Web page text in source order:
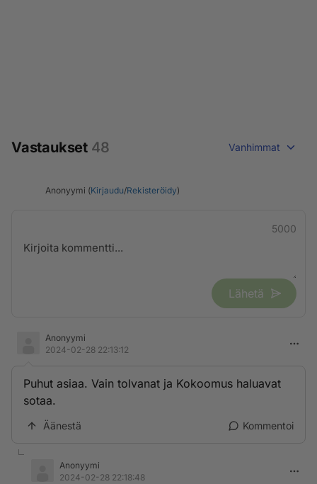
Vastaukset 48 Vanhimmat
Anonyymi (Kirjaudu/Rekisteröidy)
5000
Lähetä
Anonyymi
2024-02-28 22:13:12
Puhut asiaa. Vain tolvanat ja Kokoomus haluavat
sotaa.
Äänestä Kommentoi
Anonyymi
2024-02-28 22:18:48